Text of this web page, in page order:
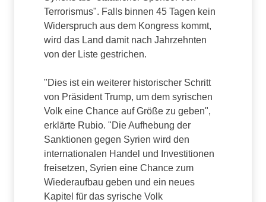
Terrorismus". Falls binnen 45 Tagen kein
Widerspruch aus dem Kongress kommt,
wird das Land damit nach Jahrzehnten
von der Liste gestrichen.
"Dies ist ein weiterer historischer Schritt
von Präsident Trump, um dem syrischen
Volk eine Chance auf Größe zu geben",
erklärte Rubio. "Die Aufhebung der
Sanktionen gegen Syrien wird den
internationalen Handel und Investitionen
freisetzen, Syrien eine Chance zum
Wiederaufbau geben und ein neues
Kapitel für das syrische Volk